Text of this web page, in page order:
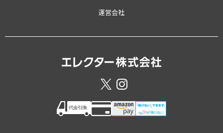
運営会社